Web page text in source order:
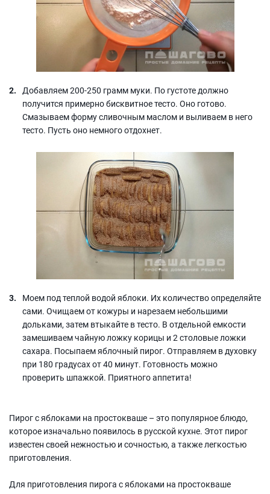
Добавляем 200-250 грамм муки. По густоте должно
получится примерно бисквитное тесто. Оно готово.
Смазываем форму сливочным маслом и выливаем в него
тесто. Пусть оно немного отдохнет.
Моем под теплой водой яблоки. Их количество определяйте
сами. Очищаем от кожуры и нарезаем небольшими
дольками, затем втыкайте в тесто. В отдельной емкости
замешиваем чайную ложку корицы и 2 столовые ложки
сахара. Посыпаем яблочный пирог. Отправляем в духовку
при 180 градусах от 40 минут. Готовность можно
проверить шпажкой. Приятного аппетита!
Пирог с яблоками на простокваше – это популярное блюдо,
которое изначально появилось в русской кухне. Этот пирог
известен своей нежностью и сочностью, а также легкостью
приготовления.
Для приготовления пирога с яблоками на простокваше